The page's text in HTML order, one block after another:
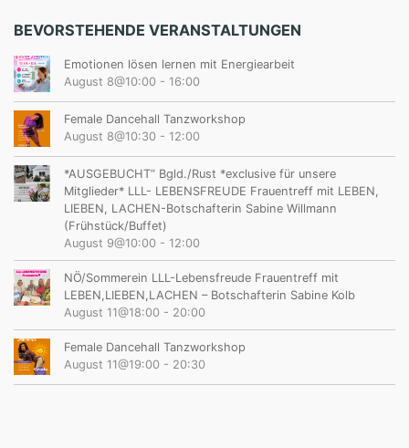
BEVORSTEHENDE VERANSTALTUNGEN
Emotionen lösen lernen mit Energiearbeit
August 8@10:00 - 16:00
Female Dancehall Tanzworkshop
August 8@10:30 - 12:00
*AUSGEBUCHT“ Bgld./Rust *exclusive für unsere
Mitglieder* LLL- LEBENSFREUDE Frauentreff mit LEBEN,
LIEBEN, LACHEN-Botschafterin Sabine Willmann
(Frühstück/Buffet)
August 9@10:00 - 12:00
NÖ/Sommerein LLL-Lebensfreude Frauentreff mit
LEBEN,LIEBEN,LACHEN – Botschafterin Sabine Kolb
August 11@18:00 - 20:00
Female Dancehall Tanzworkshop
August 11@19:00 - 20:30